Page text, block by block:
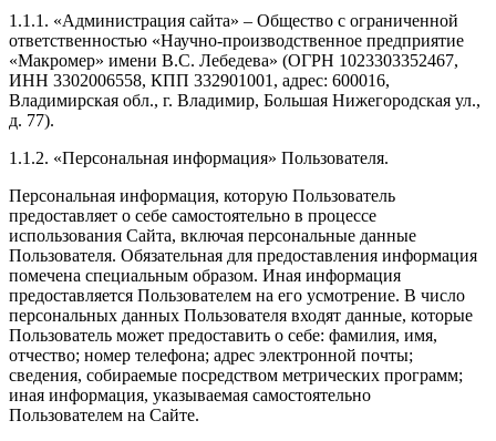
1.1.1. «Администрация сайта» – Общество с ограниченной
ответственностью «Научно-производственное предприятие
«Макромер» имени В.С. Лебедева» (ОГРН 1023303352467,
ИНН 3302006558, КПП 332901001, адрес: 600016,
Владимирская обл., г. Владимир, Большая Нижегородская ул.,
д. 77).
1.1.2. «Персональная информация» Пользователя.
Персональная информация, которую Пользователь
предоставляет о себе самостоятельно в процессе
использования Сайта, включая персональные данные
Пользователя. Обязательная для предоставления информация
помечена специальным образом. Иная информация
предоставляется Пользователем на его усмотрение. В число
персональных данных Пользователя входят данные, которые
Пользователь может предоставить о себе: фамилия, имя,
отчество; номер телефона; адрес электронной почты;
сведения, собираемые посредством метрических программ;
иная информация, указываемая самостоятельно
Пользователем на Сайте.